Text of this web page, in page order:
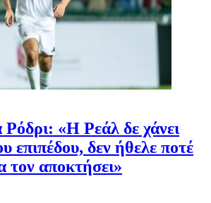
Ρόδρι: «Η Ρεάλ δε χάνει
επιπέδου, δεν ήθελε ποτέ
τον αποκτήσει»